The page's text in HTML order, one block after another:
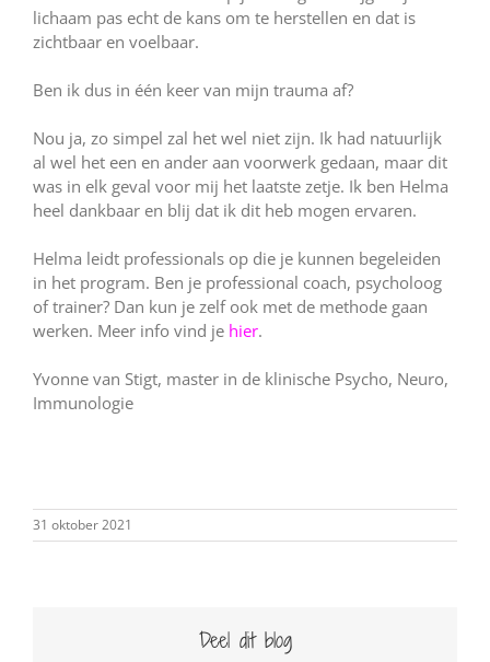
lichaam pas echt de kans om te herstellen en dat is
zichtbaar en voelbaar.
Ben ik dus in één keer van mijn trauma af?
Nou ja, zo simpel zal het wel niet zijn. Ik had natuurlijk
al wel het een en ander aan voorwerk gedaan, maar dit
was in elk geval voor mij het laatste zetje. Ik ben Helma
heel dankbaar en blij dat ik dit heb mogen ervaren.
Helma leidt professionals op die je kunnen begeleiden
in het program. Ben je professional coach, psycholoog
of trainer? Dan kun je zelf ook met de methode gaan
werken. Meer info vind je hier.
Yvonne van Stigt, master in de klinische Psycho, Neuro,
Immunologie
31 oktober 2021
Deel dit blog